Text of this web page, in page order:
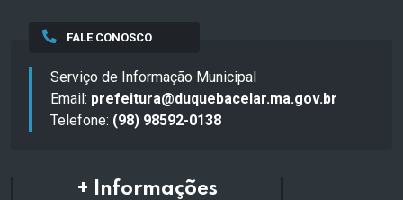
FALE CONOSCO
Serviço de Informação Municipal
Email: prefeitura@duquebacelar.ma.gov.br
Telefone: (98) 98592-0138
+ Informações